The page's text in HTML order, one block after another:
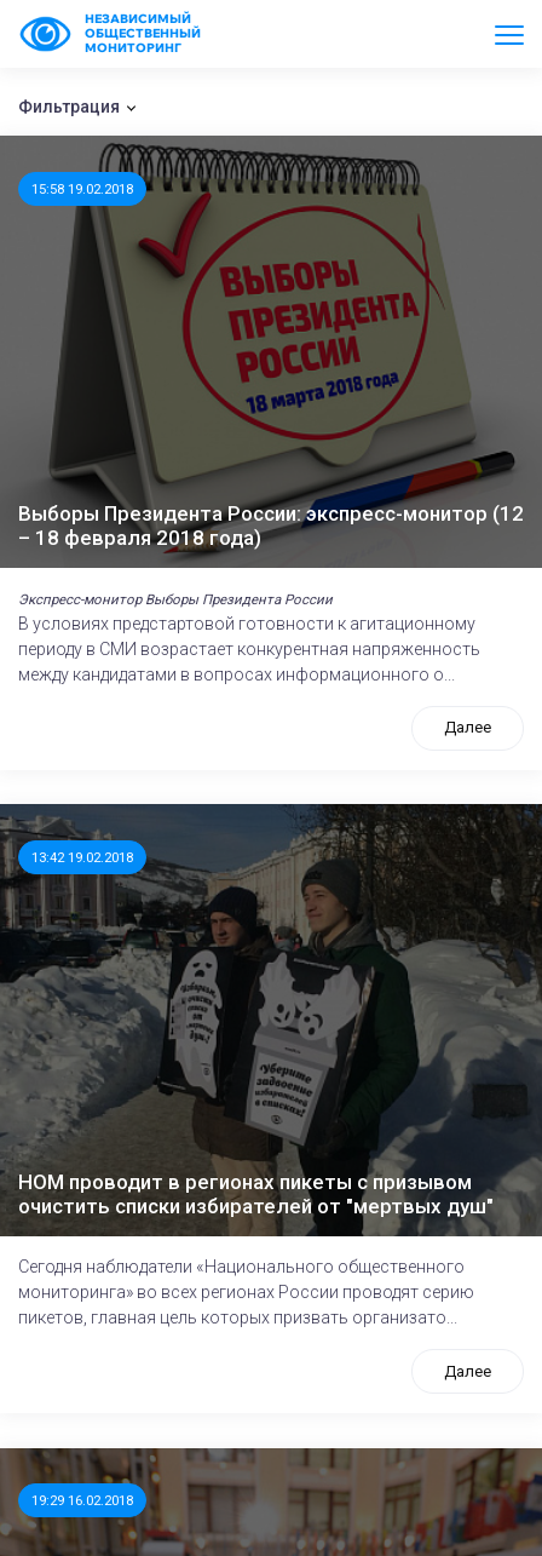
НЕЗАВИСИМЫЙ
ОБЩЕСТВЕННЫЙ
МОНИТОРИНГ
Фильтрация
15:58 19.02.2018
Выборы Президента России: экспресс-монитор (12
– 18 февраля 2018 года)
Экспресс-монитор Выборы Президента России
В условиях предстартовой готовности к агитационному
периоду в СМИ возрастает конкурентная напряженность
между кандидатами в вопросах информационного о...
Далее
13:42 19.02.2018
НОМ проводит в регионах пикеты с призывом
очистить списки избирателей от "мертвых душ"
Сегодня наблюдатели «Национального общественного
мониторинга» во всех регионах России проводят серию
пикетов, главная цель которых призвать организато...
Далее
19:29 16.02.2018